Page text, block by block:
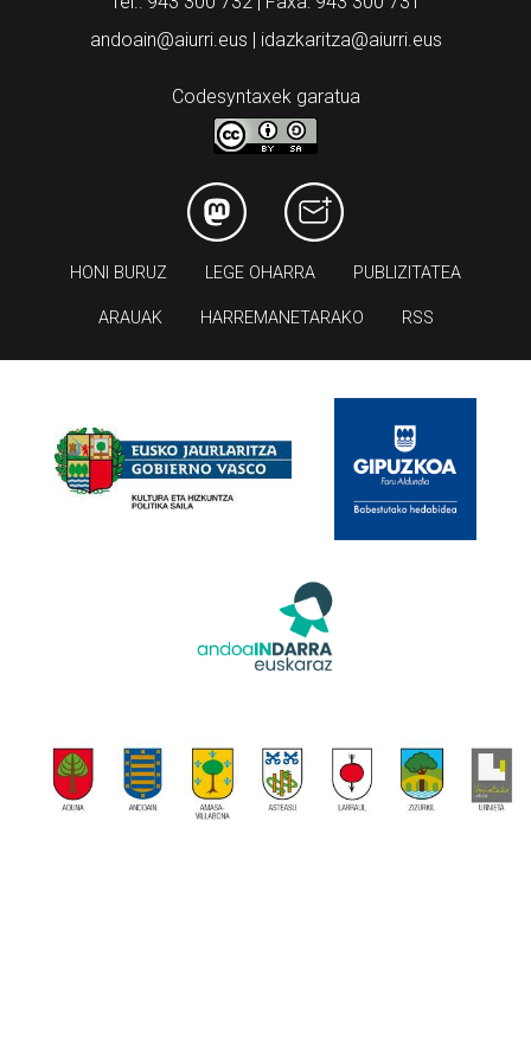
andoain@aiurri.eus | idazkaritza@aiurri.eus
Codesyntaxek garatua
HONI BURUZ LEGE OHARRA PUBLIZITATEA
ARAUAK HARREMANETARAKO RSS